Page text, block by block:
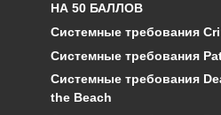
НА 50 БАЛЛОВ
Системные требования
Системные требования
Системные требования
the Beach